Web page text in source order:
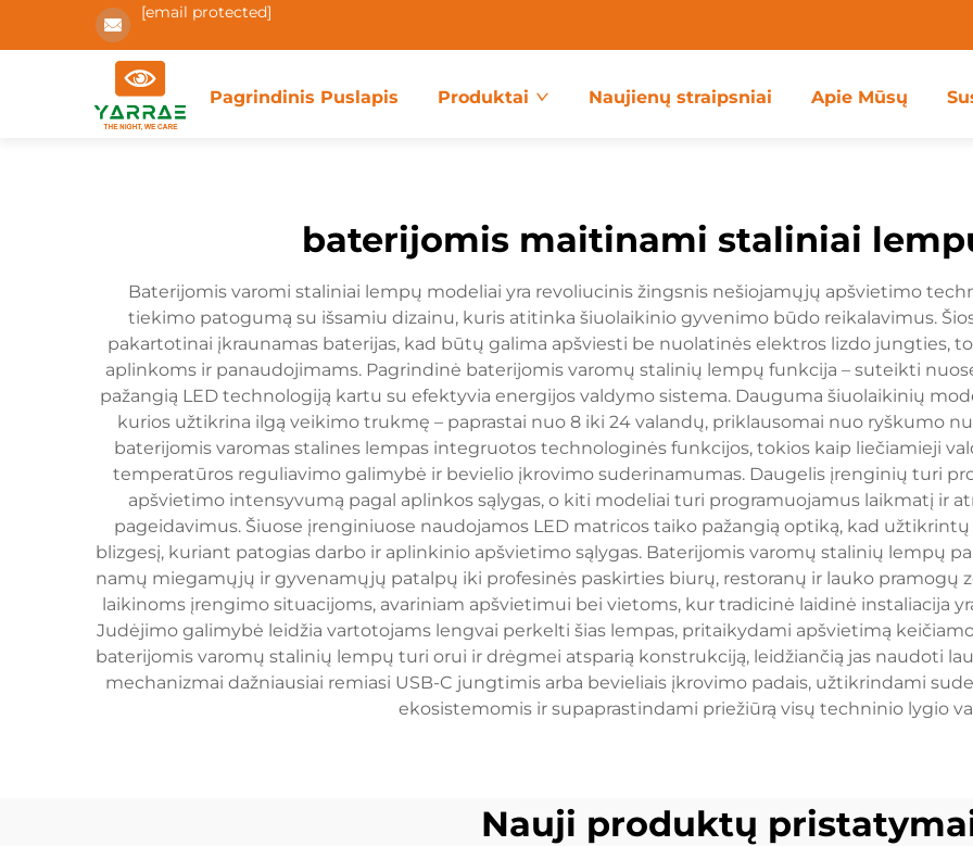
[email protected]
Pagrindinis Puslapis Produktai Naujienų straipsniai Apie Mūsų
baterijomis maitinami staliniai
Baterijomis varomi staliniai lempų modeliai yra revoliucinis žingsnis nešiojamųjų apšvietimo
tiekimo patogumą su išsamiu dizainu, kuris atitinka šiuolaikinio gyvenimo būdo reikalavimus.
pakartotinai įkraunamas baterijas, kad būtų galima apšviesti be nuolatinės elektros lizdo jungties,
aplinkoms ir panaudojimams. Pagrindinė baterijomis varomų stalinių lempų funkcija – suteikti
pažangią LED technologiją kartu su efektyvia energijos valdymo sistema. Dauguma šiuolaikinių
kurios užtikrina ilgą veikimo trukmę – paprastai nuo 8 iki 24 valandų, priklausomai nuo ryškumo
baterijomis varomas stalines lempas integruotos technologinės funkcijos, tokios kaip liečiamieji
temperatūros reguliavimo galimybė ir bevielio įkrovimo suderinamumas. Daugelis įrenginių turi
apšvietimo intensyvumą pagal aplinkos sąlygas, o kiti modeliai turi programuojamus laikmatį ir
pageidavimus. Šiuose įrenginiuose naudojamos LED matricos taiko pažangią optiką, kad
blizgesį, kuriant patogias darbo ir aplinkinio apšvietimo sąlygas. Baterijomis varomų stalinių lempų
namų miegamųjų ir gyvenamųjų patalpų iki profesinės paskirties biurų, restoranų ir lauko pramogų
laikinoms įrengimo situacijoms, avariniam apšvietimui bei vietoms, kur tradicinė laidinė instaliacija
Judėjimo galimybė leidžia vartotojams lengvai perkelti šias lempas, pritaikydami apšvietimą
baterijomis varomų stalinių lempų turi orui ir drėgmei atsparią konstrukciją, leidžiančią jas naudoti
mechanizmai dažniausiai remiasi USB-C jungtimis arba bevieliais įkrovimo padais, užtikrindami
ekosistemomis ir supaprastindami priežiūrą visų techninio lygio
Nauji produktų